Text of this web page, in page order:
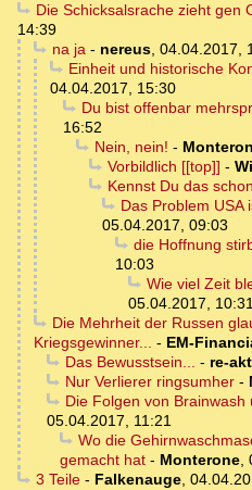
Die Schicksalsrache zieht gen
14:39
na ja- nereus, 04.04.2017,
Einheit und historische
04.04.2017, 15:30
Du bist offenbar
16:52
Nein, nein! -
Vorbildlich [[top]] -
Kennst Du das
Das Problem USA
05.04.2017, 09:03
die Hoffnung
10:03
Wie viel Zeit
05.04.2017,
Die Mehrheit der Russen
Kriegsgewinner... - EM-
Das Bewusstsein... - re-
Nur Verlierer ringsumher-
Die Folgen von Brainwash
05.04.2017, 11:21
Wo die
gemacht hat - Monterone,
3 Teile- Falkenauge,